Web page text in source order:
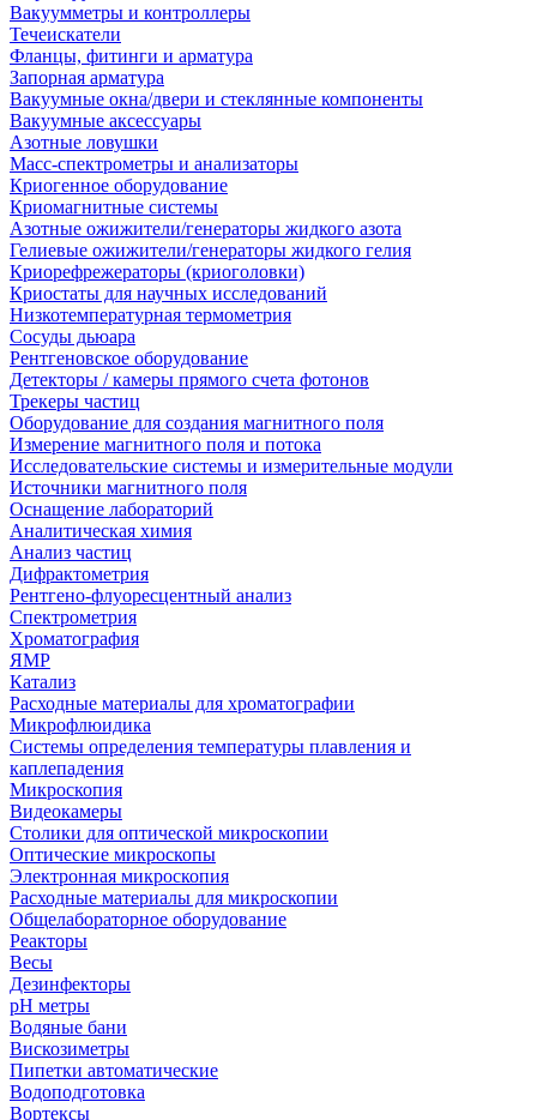
Вакуумметры и контроллеры
Течеискатели
Фланцы, фитинги и арматура
Запорная арматура
Вакуумные окна/двери и стеклянные компоненты
Вакуумные аксессуары
Азотные ловушки
Масс-спектрометры и анализаторы
Криогенное оборудование
Криомагнитные системы
Азотные ожижители/генераторы жидкого азота
Гелиевые ожижители/генераторы жидкого гелия
Криорефрежераторы (криоголовки)
Криостаты для научных исследований
Низкотемпературная термометрия
Сосуды дьюара
Рентгеновское оборудование
Детекторы / камеры прямого счета фотонов
Трекеры частиц
Оборудование для создания магнитного поля
Измерение магнитного поля и потока
Исследовательские системы и измерительные модули
Источники магнитного поля
Оснащение лабораторий
Аналитическая химия
Анализ частиц
Дифрактометрия
Рентгено-флуоресцентный анализ
Спектрометрия
Хроматография
ЯМР
Катализ
Расходные материалы для хроматографии
Микрофлюидика
Системы определения температуры плавления и
каплепадения
Микроскопия
Видеокамеры
Столики для оптической микроскопии
Оптические микроскопы
Электронная микроскопия
Расходные материалы для микроскопии
Общелабораторное оборудование
Реакторы
Весы
Дезинфекторы
рН метры
Водяные бани
Вискозиметры
Пипетки автоматические
Водоподготовка
Вортексы